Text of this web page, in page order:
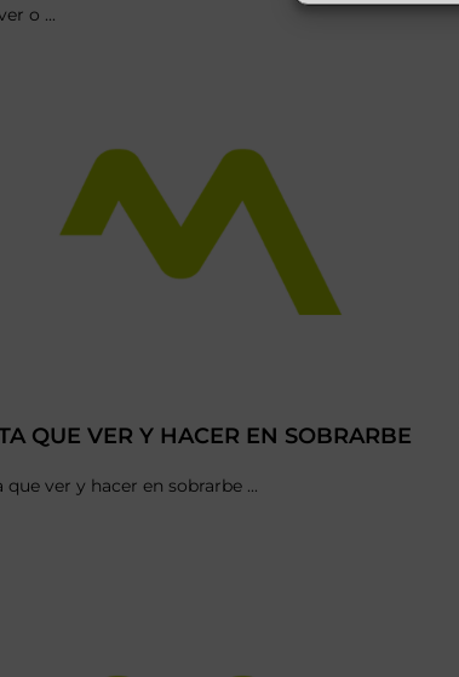
o ...
QUE VER Y HACER EN SOBRARBE
que ver y hacer en sobrarbe ...